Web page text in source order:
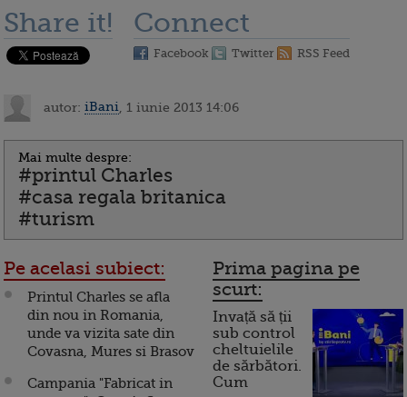
Share it! Connect
Facebook Twitter RSS Feed
autor: iBani , 1 iunie 2013 14:06
Mai multe despre:
#printul Charles
#casa regala britanica
#turism
Pe acelasi subiect:
Printul Charles se afla
din nou in Romania,
unde va vizita sate din
Covasna, Mures si Brasov
Campania "Fabricat in
Prima pagina pe
scurt:
Invață să ții
sub control
cheltuielile
de sărbători.
Cum